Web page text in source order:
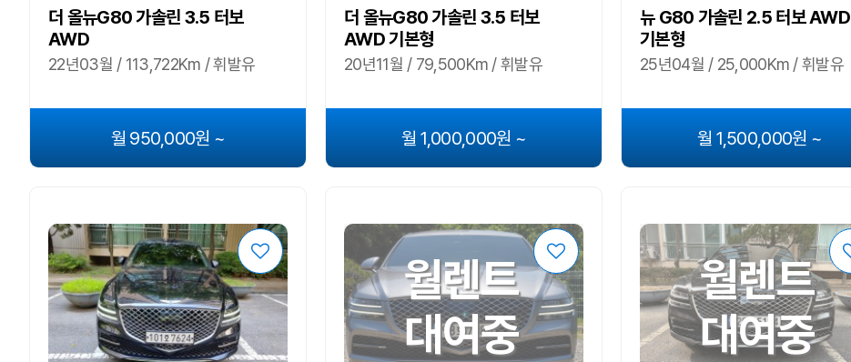
더 올뉴G80 가솔린 3.5 터보
AWD
22년03월 / 113,722Km / 휘발유
월 950,000원 ~
더 올뉴G80 가솔린 3.5 터보
AWD 기본형
20년11월 / 79,500Km / 휘발유
월 1,000,000원 ~
뉴 G80 가솔린 2.5 터보 AWD
기본형
25년04월 / 25,000Km / 휘발유
월 1,500,000원 ~
월렌트
대여중
월렌트
대여중